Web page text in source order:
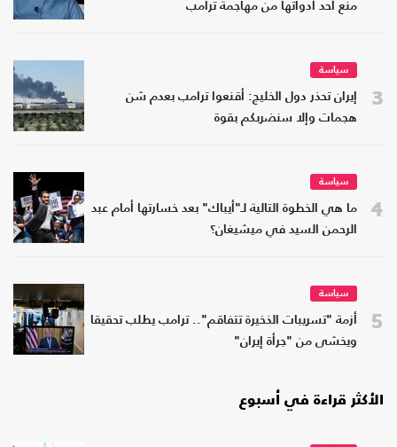
منع أحد أدواتها من مهاجمة ترامب
3
سياسة
إيران تحذر دول الخليج: أقنعوا ترامب بعدم شن
هجمات وإلا سنضربكم بقوة
4
سياسة
ما هي الخطوة التالية لـ"أيباك" بعد خسارتها أمام عبد
الرحمن السيد في ميشيغان؟
5
سياسة
أزمة "تسريبات الذخيرة تتفاقم".. ترامب يطلب تحقيقا
ويخشى من "جرأة إيران"
الأكثر قراءة في أسبوع